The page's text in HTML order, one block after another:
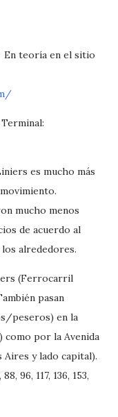
En teoría en el sitio
es mucho más
mucho menos
de acuerdo al
alrededores.
(Ferrocarril
pasan
peseros) en la
como por la Avenida
Aires y lado capital).
96, 117, 136, 153,